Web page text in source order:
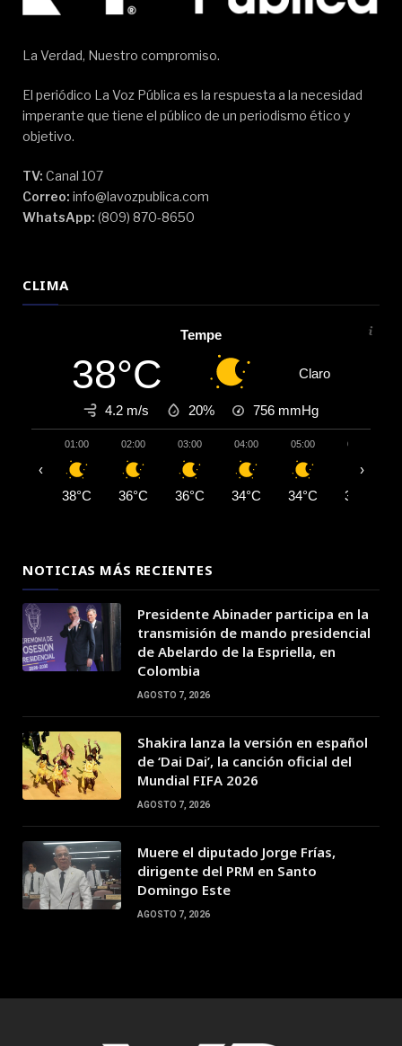
La Verdad, Nuestro compromiso.
El periódico La Voz Pública es la respuesta a la necesidad
imperante que tiene el público de un periodismo ético y
objetivo.
TV: Canal 107
Correo: info@lavozpublica.com
WhatsApp: (809) 870-8650
CLIMA
Tempe
38°C Claro
4.2 m/s 20% 756 mmHg
01:00
38°C
02:00
36°C
03:00
36°C
04:00
34°C
05:00
34°C
06:00
33°C
‹ ›
NOTICIAS MÁS RECIENTES
Presidente Abinader participa en la
transmisión de mando presidencial
de Abelardo de la Espriella, en
Colombia
AGOSTO 7, 2026
Shakira lanza la versión en español
de ‘Dai Dai’, la canción oficial del
Mundial FIFA 2026
AGOSTO 7, 2026
Muere el diputado Jorge Frías,
dirigente del PRM en Santo
Domingo Este
AGOSTO 7, 2026